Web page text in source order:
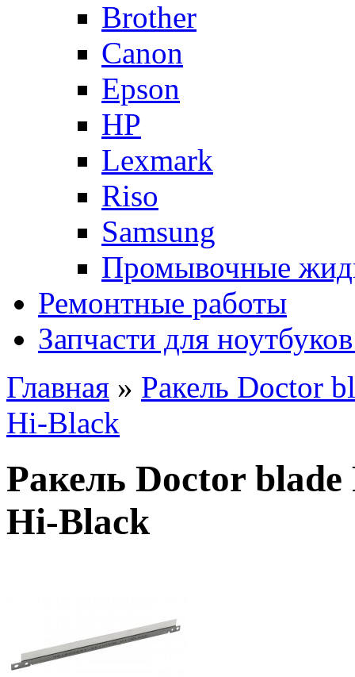
Brother
Canon
Epson
HP
Lexmark
Riso
Samsung
Промывочные
Ремонтные работы
Запчасти для
Главная » Ракель Doctor
Hi-Black
Ракель Doctor blade
Hi-Black